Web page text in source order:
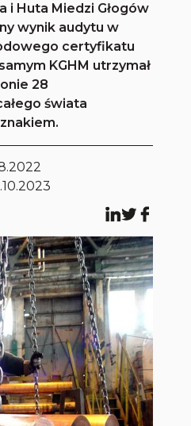
i Huta Miedzi Głogów
wynik audytu w
certyfikatu
KGHM utrzymał
28
świata